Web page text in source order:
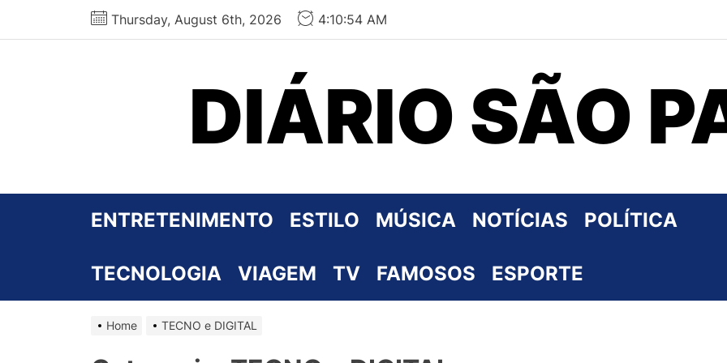
Thursday, August 6th, 2026 4:10:56 AM
DIÁRIO SÃO
ENTRETENIMENTO ESTILO MÚSICA NOTÍCIAS POLÍTICA
TECNOLOGIA VIAGEM TV FAMOSOS ESPORTE
Home TECNO e DIGITAL